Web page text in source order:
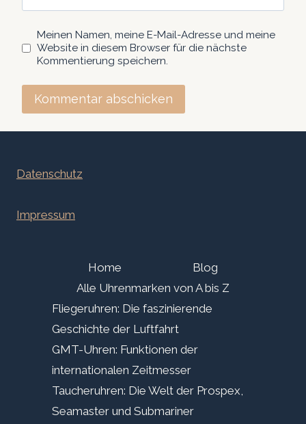
Meinen Namen, meine E-Mail-Adresse und meine
Website in diesem Browser für die nächste
Kommentierung speichern.
Datenschutz
Impressum
Home
Blog
Alle Uhrenmarken von A bis Z
Fliegeruhren: Die faszinierende
Geschichte der Luftfahrt
GMT-Uhren: Funktionen der
internationalen Zeitmesser
Taucheruhren: Die Welt der Prospex,
Seamaster und Submariner